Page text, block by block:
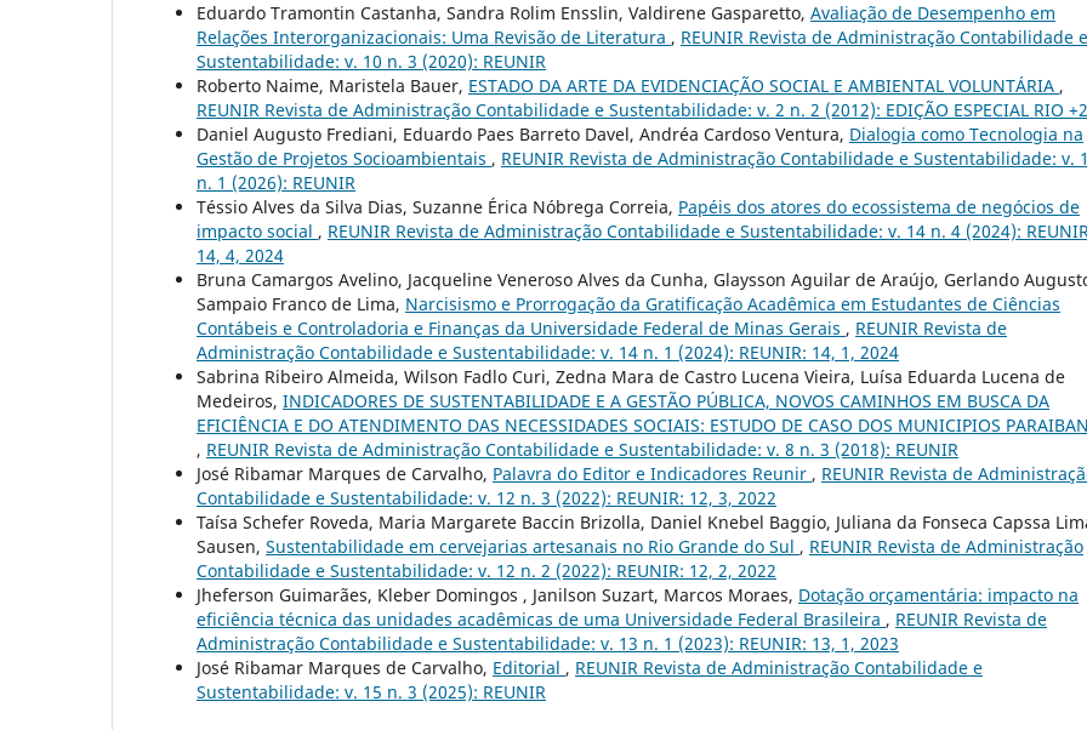
Eduardo Tramontin Castanha, Sandra Rolim Ensslin, Valdirene Gasparetto, Avaliação de Desempenho em
Relações Interorganizacionais: Uma Revisão de Literatura , REUNIR Revista de Administração Contabilidade e
Sustentabilidade: v. 10 n. 3 (2020): REUNIR
Roberto Naime, Maristela Bauer, ESTADO DA ARTE DA EVIDENCIAÇÃO SOCIAL E AMBIENTAL VOLUNTÁRIA ,
REUNIR Revista de Administração Contabilidade e Sustentabilidade: v. 2 n. 2 (2012): EDIÇÃO ESPECIAL RIO
Daniel Augusto Frediani, Eduardo Paes Barreto Davel, Andréa Cardoso Ventura, Dialogia como Tecnologia na
Gestão de Projetos Socioambientais , REUNIR Revista de Administração Contabilidade e Sustentabilidade: v.
n. 1 (2026): REUNIR
Téssio Alves da Silva Dias, Suzanne Érica Nóbrega Correia, Papéis dos atores do ecossistema de negócios de
impacto social , REUNIR Revista de Administração Contabilidade e Sustentabilidade: v. 14 n. 4 (2024):
14, 4, 2024
Bruna Camargos Avelino, Jacqueline Veneroso Alves da Cunha, Glaysson Aguilar de Araújo, Gerlando
Sampaio Franco de Lima, Narcisismo e Prorrogação da Gratificação Acadêmica em Estudantes de Ciências
Contábeis e Controladoria e Finanças da Universidade Federal de Minas Gerais , REUNIR Revista de
Administração Contabilidade e Sustentabilidade: v. 14 n. 1 (2024): REUNIR: 14, 1, 2024
Sabrina Ribeiro Almeida, Wilson Fadlo Curi, Zedna Mara de Castro Lucena Vieira, Luísa Eduarda Lucena de
Medeiros, INDICADORES DE SUSTENTABILIDADE E A GESTÃO PÚBLICA, NOVOS CAMINHOS EM BUSCA DA
EFICIÊNCIA E DO ATENDIMENTO DAS NECESSIDADES SOCIAIS: ESTUDO DE CASO DOS MUNICIPIOS
, REUNIR Revista de Administração Contabilidade e Sustentabilidade: v. 8 n. 3 (2018): REUNIR
José Ribamar Marques de Carvalho, Palavra do Editor e Indicadores Reunir , REUNIR Revista de
Contabilidade e Sustentabilidade: v. 12 n. 3 (2022): REUNIR: 12, 3, 2022
Taísa Schefer Roveda, Maria Margarete Baccin Brizolla, Daniel Knebel Baggio, Juliana da Fonseca Capssa
Sausen, Sustentabilidade em cervejarias artesanais no Rio Grande do Sul , REUNIR Revista de Administração
Contabilidade e Sustentabilidade: v. 12 n. 2 (2022): REUNIR: 12, 2, 2022
Jheferson Guimarães, Kleber Domingos , Janilson Suzart, Marcos Moraes, Dotação orçamentária: impacto na
eficiência técnica das unidades acadêmicas de uma Universidade Federal Brasileira , REUNIR Revista de
Administração Contabilidade e Sustentabilidade: v. 13 n. 1 (2023): REUNIR: 13, 1, 2023
José Ribamar Marques de Carvalho, Editorial , REUNIR Revista de Administração Contabilidade e
Sustentabilidade: v. 15 n. 3 (2025): REUNIR